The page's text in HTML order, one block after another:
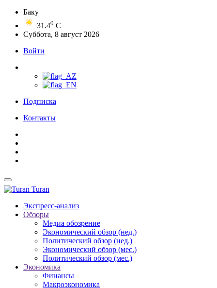
Баку
31.40 C
Суббота, 8 август 2026
Войти
Подписка
Контакты
Turan
Экспресс-анализ
Обзоры
Медиа обозрение
Экономический обзор (нед.)
Политический обзор (нед.)
Экономический обзор (мес.)
Политический обзор (мес.)
Экономика
Финансы
Макроэкономика